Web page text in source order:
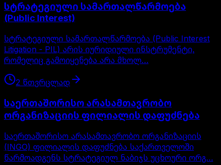
სტრატეგიული სამართალწარმოება
(Public Interest)
სტრატეგიული სამართალწარმოება (Public Interest
Litigation - PIL) არის იურიდიული ინსტრუმენტი,
რომელიც გამოიყენება არა მხოლ…
2 წთვრცლად
საერთაშორისო არასამთავრობო
ორგანიზაციის ფილიალის დაფუძნება
საერთაშორისო არასამთავრობო ორგანიზაციის
(INGO) ფილიალის დაფუძნება საქართველოში
წარმოადგენს სტრატეგიულ ნაბიჯს უცხოური ორგ…